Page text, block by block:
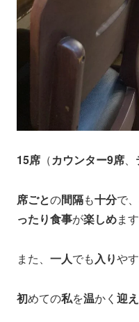
15席 （カウンター9席、
席ごとの間隔も十分で、
ったり食事が楽しめます
また、 一人でも入りや
初めての私を温かく 迎